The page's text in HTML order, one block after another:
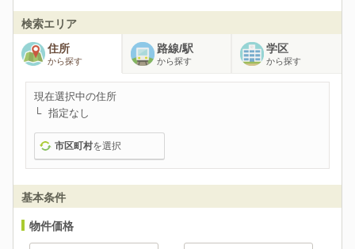
検索エリア
住所
から探す
路線/駅
から探す
学区
から探す
現在選択中の住所
指定なし
市区町村を選択
基本条件
物件価格